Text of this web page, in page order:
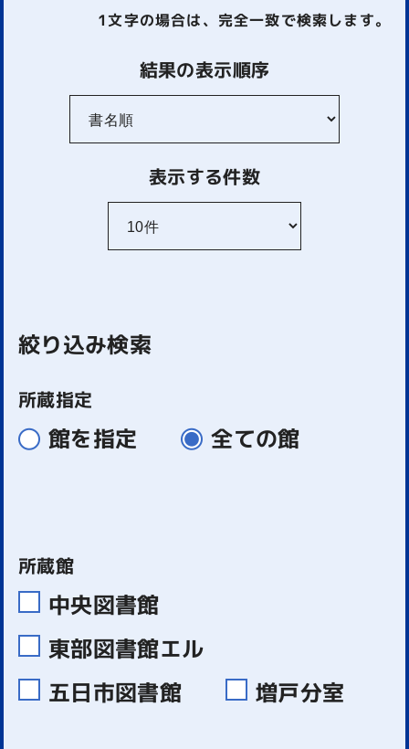
1文字の場合は、完全一致で検索します。
結果の表示順序
表示する件数
絞り込み検索
所蔵指定
館を指定 全ての館
所蔵館
中央図書館
東部図書館エル
五日市図書館
増戸分室